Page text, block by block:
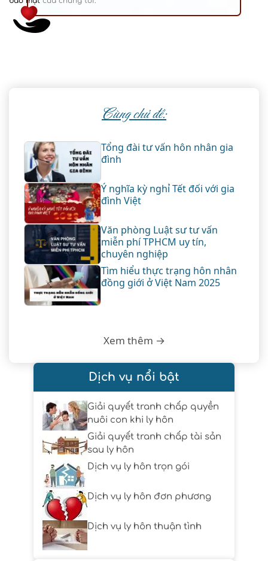
Cùng chủ đề:
Tổng đài tư vấn hôn nhân gia
đình
Ý nghĩa kỳ nghỉ Tết đối với gia
đình Việt
Văn phòng Luật sư tư vấn
miễn phí TPHCM uy tín,
chuyên nghiệp
Tìm hiểu thực trạng hôn nhân
đồng giới ở Việt Nam 2025
Xem thêm →
Dịch vụ nổi bật
Giải quyết tranh chấp quyền
nuôi con khi ly hôn
Giải quyết tranh chấp tài sản
sau ly hôn
Dịch vụ ly hôn trọn gói
Dịch vụ ly hôn đơn phương
Dịch vụ ly hôn thuận tình